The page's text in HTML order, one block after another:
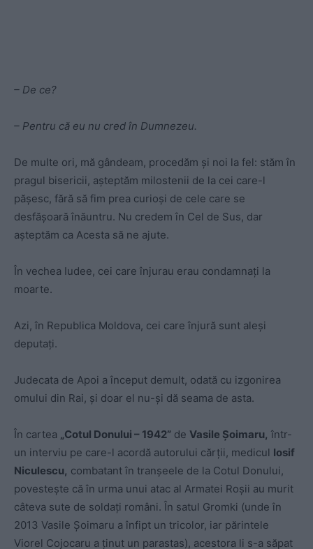
– De ce?
– Pentru că eu nu cred în Dumnezeu.
De multe ori, mă gândeam, procedăm şi noi la fel: stăm în
pragul bisericii, aşteptăm milostenii de la cei care-l
păşesc, fără să fim prea curioşi de cele care se
desfăşoară înăuntru. Nu credem în Cel de Sus, dar
aşteptăm ca Acesta să ne ajute.
În vechea Iudee, cei care înjurau erau condamnaţi la
moarte.
Azi, în Republica Moldova, cei care înjură sunt aleşi
deputaţi.
Judecata de Apoi a început demult, odată cu izgonirea
omului din Rai, şi doar el nu-şi dă seama de asta.
În cartea „Cotul Donului – 1942” de Vasile Şoimaru, într-
un interviu pe care-l acordă autorului cărţii, medicul Iosif
Niculescu, combatant în tranşeele de la Cotul Donului,
povesteşte că în urma unui atac al Armatei Roşii au murit
câteva sute de soldaţi români. În satul Gromki (unde în
2013 Vasile Şoimaru a înfipt un tricolor, iar părintele
Viorel Cojocaru a ţinut un parastas), acestora li s-a săpat